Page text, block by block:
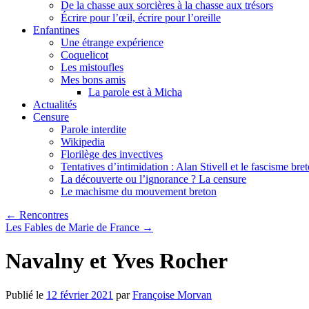
De la chasse aux sorcières à la chasse aux trésors
Écrire pour l’œil, écrire pour l’oreille
Enfantines
Une étrange expérience
Coquelicot
Les mistoufles
Mes bons amis
La parole est à Micha
Actualités
Censure
Parole interdite
Wikipedia
Florilège des invectives
Tentatives d’intimidation : Alan Stivell et le fascisme
La découverte ou l’ignorance ? La censure
Le machisme du mouvement breton
← Rencontres
Les Fables de Marie de France →
Navalny et Yves Rocher
Publié le 12 février 2021 par Françoise Morvan